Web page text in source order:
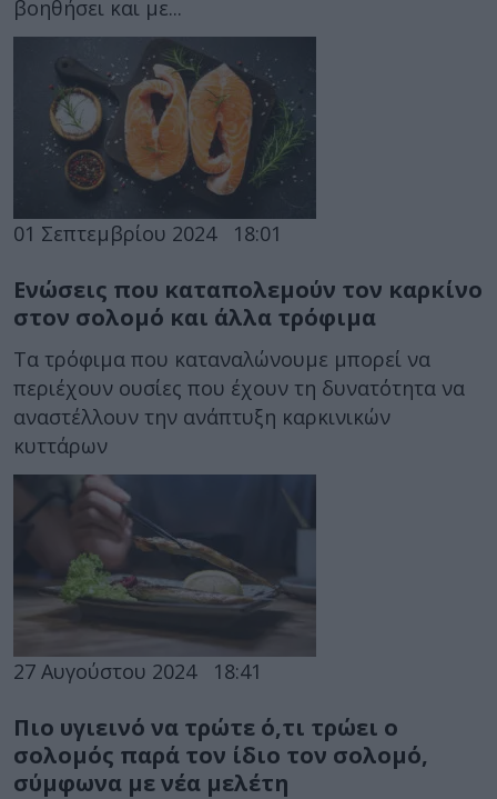
βοηθήσει και με...
01 Σεπτεμβρίου 2024 18:01
Ενώσεις που καταπολεμούν τον καρκίνο
στον σολομό και άλλα τρόφιμα
Τα τρόφιμα που καταναλώνουμε μπορεί να
περιέχουν ουσίες που έχουν τη δυνατότητα να
αναστέλλουν την ανάπτυξη καρκινικών
κυττάρων
27 Αυγούστου 2024 18:41
Πιο υγιεινό να τρώτε ό,τι τρώει ο
σολομός παρά τον ίδιο τον σολομό,
σύμφωνα με νέα μελέτη